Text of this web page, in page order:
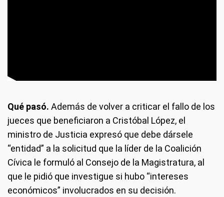
Qué pasó. Además de volver a criticar el fallo de los
jueces que beneficiaron a Cristóbal López, el
ministro de Justicia expresó que debe dársele
“entidad” a la solicitud que la líder de la Coalición
Cívica le formuló al Consejo de la Magistratura, al
que le pidió que investigue si hubo “intereses
económicos” involucrados en su decisión.